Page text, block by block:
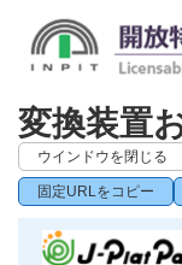
変換装置
ウインドウを閉じる
固定URLをコピー